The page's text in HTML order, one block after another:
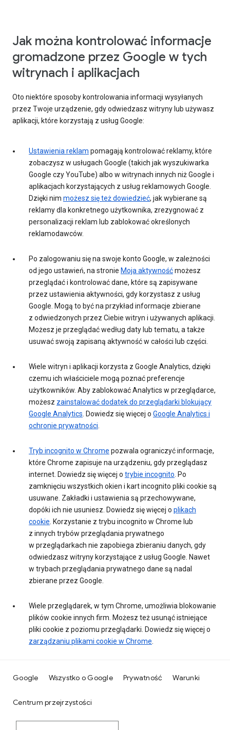
Jak można kontrolować informacje
gromadzone przez Google w tych
witrynach i aplikacjach
Oto niektóre sposoby kontrolowania informacji wysyłanych
przez Twoje urządzenie, gdy odwiedzasz witryny lub używasz
aplikacji, które korzystają z usług Google:
Ustawienia reklam pomagają kontrolować reklamy, które
zobaczysz w usługach Google (takich jak wyszukiwarka
Google czy YouTube) albo w witrynach innych niż Google i
aplikacjach korzystających z usług reklamowych Google.
Dzięki nim możesz się też dowiedzieć, jak wybierane są
reklamy dla konkretnego użytkownika, zrezygnować z
personalizacji reklam lub zablokować określonych
reklamodawców.
Po zalogowaniu się na swoje konto Google, w zależności
od jego ustawień, na stronie Moja aktywnośćmożesz
przeglądać i kontrolować dane, które są zapisywane
przez ustawienia aktywności, gdy korzystasz z usług
Google. Mogą to być na przykład informacje zbierane
z odwiedzonych przez Ciebie witryn i używanych aplikacji.
Możesz je przeglądać według daty lub tematu, a także
usuwać swoją zapisaną aktywność w całości lub części.
Wiele witryn i aplikacji korzysta z Google Analytics, dzięki
czemu ich właściciele mogą poznać preferencje
użytkowników. Aby zablokować Analytics w przeglądarce,
możesz zainstalować dodatek do przeglądarki blokujący
Google Analytics. Dowiedz się więcej o Google Analytics i
ochronie prywatności.
Tryb incognito w Chrome pozwala ograniczyć informacje,
które Chrome zapisuje na urządzeniu, gdy przeglądasz
internet. Dowiedz się więcej o trybie incognito. Po
zamknięciu wszystkich okien i kart incognito pliki cookie są
usuwane. Zakładki i ustawienia są przechowywane,
dopóki ich nie usuniesz. Dowiedz się więcej o plikach
cookie. Korzystanie z trybu incognito w Chrome lub
z innych trybów przeglądania prywatnego
w przeglądarkach nie zapobiega zbieraniu danych, gdy
odwiedzasz witryny korzystające z usług Google. Nawet
w trybach przeglądania prywatnego dane są nadal
zbierane przez Google.
Wiele przeglądarek, w tym Chrome, umożliwia blokowanie
plików cookie innych firm. Możesz też usunąć istniejące
pliki cookie z poziomu przeglądarki. Dowiedz się więcej o
zarządzaniu plikami cookie w Chrome.
Google Wszystko o Google Prywatność Warunki
Centrum przejrzystości